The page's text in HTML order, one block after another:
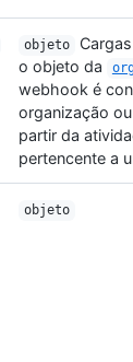
objeto
o objeto da
webhook é
organização
partir da
pertencente a
objeto